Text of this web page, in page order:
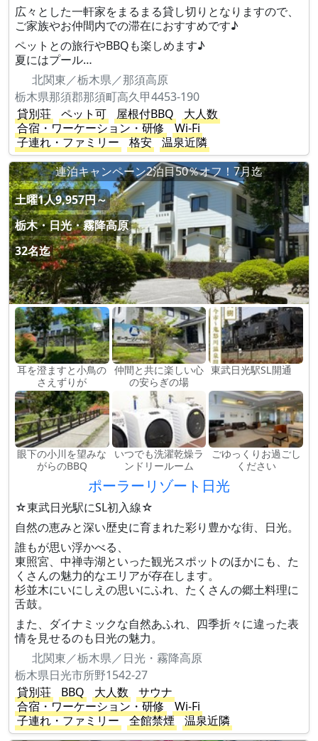
広々とした一軒家をまるまる貸し切りとなりますので、
ご家族やお仲間内での滞在におすすめです♪
ペットとの旅行やBBQも楽しめます♪
夏にはプール…
北関東／栃木県／那須高原
栃木県那須郡那須町高久甲4453-190
貸別荘
ペット可 屋根付BBQ
大人数
合宿・ワーケーション・研修
Wi-Fi
子連れ・ファミリー
格安
温泉近隣
連泊キャンペーン2泊目50％オフ！7月迄
土曜1人9,957円～
栃木・日光・霧降高原
32名迄
耳を澄ますと小鳥の
さえずりが
仲間と共に楽しい心
の安らぎの場
東武日光駅SⅬ開通
眼下の小川を望みな
がらのBBQ
いつでも洗濯乾燥ラ
ンドリールーム
ごゆっくりお過ごし
ください
ポーラーリゾート日光
☆東武日光駅にSL初入線☆
自然の恵みと深い歴史に育まれた彩り豊かな街、日光。
誰もが思い浮かべる、
東照宮、中禅寺湖といった観光スポットのほかにも、た
くさんの魅力的なエリアが存在します。
杉並木にいにしえの思いにふれ、たくさんの郷土料理に
舌鼓。
また、ダイナミックな自然あふれ、四季折々に違った表
情を見せるのも日光の魅力。
北関東／栃木県／日光・霧降高原
栃木県日光市所野1542-27
貸別荘
BBQ 大人数
サウナ
合宿・ワーケーション・研修
Wi-Fi
子連れ・ファミリー
全館禁煙
温泉近隣